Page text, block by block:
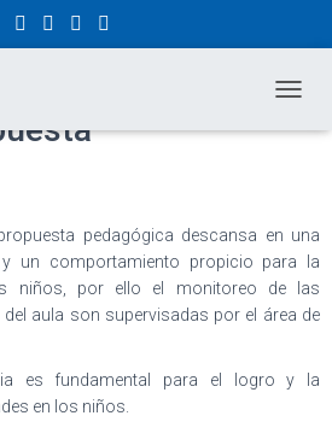
pedagógica descansa en una
un comportamiento propicio para la
niños, por ello el monitoreo de las
aula son supervisadas por el área de
es fundamental para el logro y la
en los niños.